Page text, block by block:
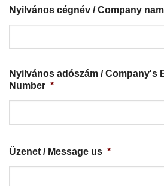
Nyilvános cégnév / Company
Nyilvános adószám / Company's
Number *
Üzenet / Message us *